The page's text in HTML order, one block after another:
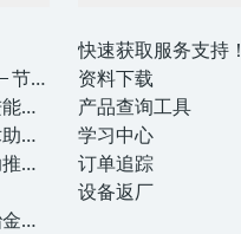
节约
源
推
可
：
快速获取服务支持！
资料下载
产品查询工具
学习中心
订单追踪
设备返厂